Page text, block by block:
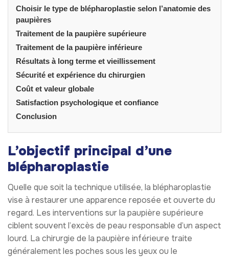
Choisir le type de blépharoplastie selon l’anatomie des
paupières
Traitement de la paupière supérieure
Traitement de la paupière inférieure
Résultats à long terme et vieillissement
Sécurité et expérience du chirurgien
Coût et valeur globale
Satisfaction psychologique et confiance
Conclusion
L’objectif principal d’une
blépharoplastie
Quelle que soit la technique utilisée, la blépharoplastie
vise à restaurer une apparence reposée et ouverte du
regard. Les interventions sur la paupière supérieure
ciblent souvent l’excès de peau responsable d’un aspect
lourd. La chirurgie de la paupière inférieure traite
généralement les poches sous les yeux ou le